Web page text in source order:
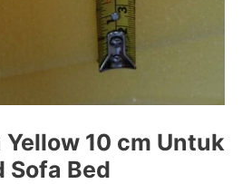
Yellow 10 cm Untuk
Sofa Bed